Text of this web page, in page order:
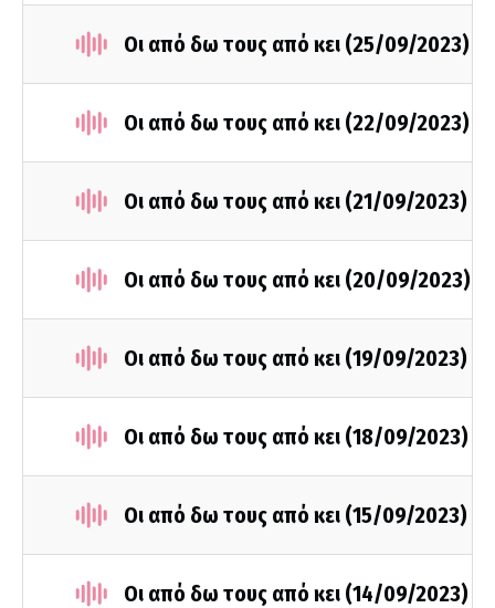
Οι από δω τους από κει (25/09/2023)
Οι από δω τους από κει (22/09/2023)
Οι από δω τους από κει (21/09/2023)
Οι από δω τους από κει (20/09/2023)
Οι από δω τους από κει (19/09/2023)
Οι από δω τους από κει (18/09/2023)
Οι από δω τους από κει (15/09/2023)
Οι από δω τους από κει (14/09/2023)